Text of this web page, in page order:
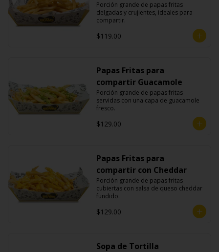
Porción grande de papas fritas
delgadas y crujientes, ideales para
compartir.
$119.00
Papas Fritas para
compartir Guacamole
Porción grande de papas fritas
servidas con una capa de guacamole
fresco.
$129.00
Papas Fritas para
compartir con Cheddar
Porción grande de papas fritas
cubiertas con salsa de queso cheddar
fundido.
$129.00
Sopa de Tortilla